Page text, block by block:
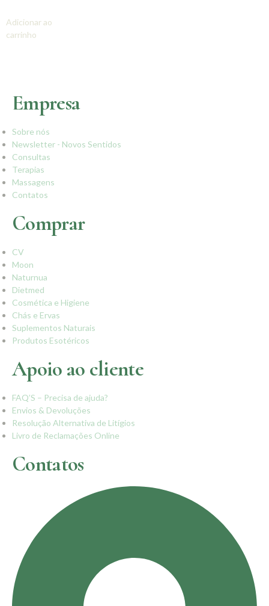
Adicionar ao
carrinho
Empresa
Sobre nós
Newsletter - Novos Sentidos
Consultas
Terapias
Massagens
Contatos
Comprar
CV
Moon
Naturnua
Dietmed
Cosmética e Higiene
Chás e Ervas
Suplementos Naturais
Produtos Esotéricos
Apoio ao cliente
FAQ’S – Precisa de ajuda?
Envios & Devoluções
Resolução Alternativa de Litígios
Livro de Reclamações Online
Contatos